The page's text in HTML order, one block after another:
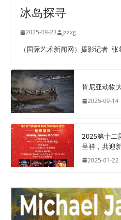
冰岛探寻
2025-09-23 jzzxg
（国际艺术新闻网）摄影记者
肯尼亚动物
2025-09-14
2025第十二
呈祥，共迎
2025-01-22